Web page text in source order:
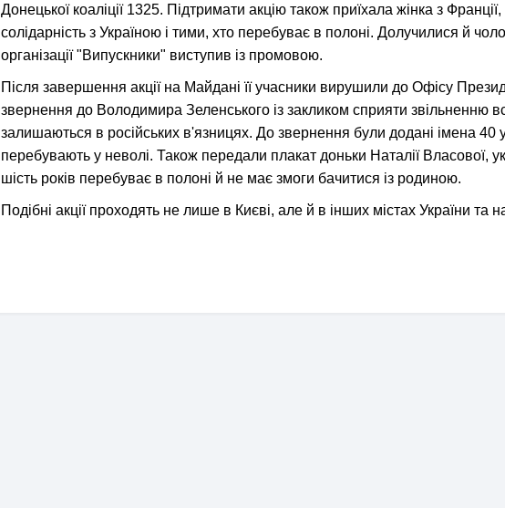
Донецької коаліції 1325. Підтримати акцію також приїхала жінка з
солідарність з Україною і тими, хто перебуває в полоні. Долучилися й
організації "Випускники" виступив із промовою.
Після завершення акції на Майдані її учасники вирушили до Офісу
звернення до Володимира Зеленського із закликом сприяти звільненню
залишаються в російських в'язницях. До звернення були додані імена 40
перебувають у неволі. Також передали плакат доньки Наталії Власової,
шість років перебуває в полоні й не має змоги бачитися із родиною.
Подібні акції проходять не лише в Києві, але й в інших містах України та